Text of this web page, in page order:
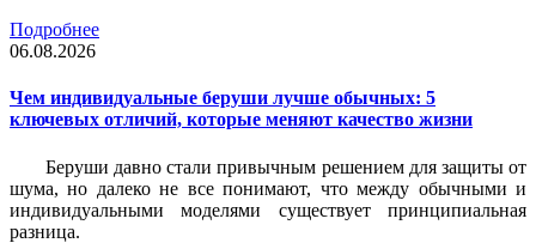
Подробнее
06.08.2026
Чем индивидуальные беруши лучше обычных: 5
ключевых отличий, которые меняют качество жизни
Беруши давно стали привычным решением для защиты от
шума, но далеко не все понимают, что между обычными и
индивидуальными моделями существует принципиальная
разница.